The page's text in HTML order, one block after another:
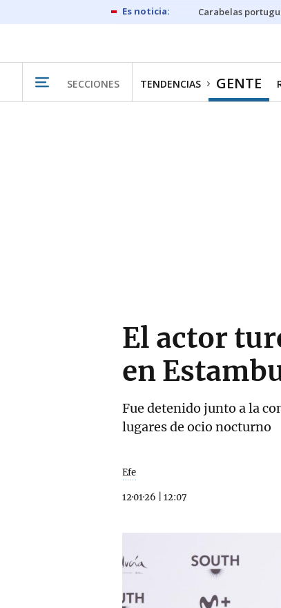
Carabelas
SECCIONES TENDENCIAS GENTE
El actor
en
Fue detenido junto a la
lugares de ocio nocturno
Efe
12·01·26 12:07